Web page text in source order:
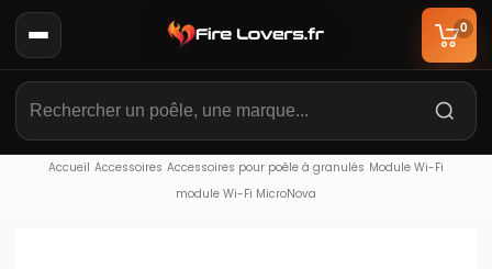
0
Accueil Accessoires Accessoires pour poêle à granulés Module Wi-Fi
module Wi-Fi MicroNova